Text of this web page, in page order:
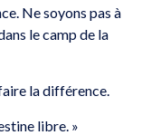
Ne soyons pas à
le camp de la
la différence.
libre. »